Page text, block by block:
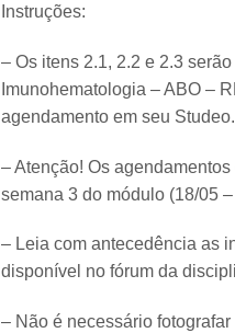
Instruções:
– Os itens 2.1, 2.2 e 2.3
Imunohematologia – ABO –
agendamento em seu Studeo.
– Atenção! Os
semana 3 do módulo (18/05
– Leia com antecedência as
disponível no fórum da
– Não é necessário